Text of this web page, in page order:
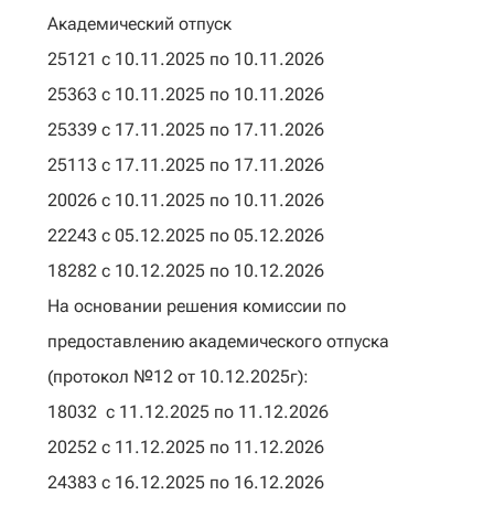
Академический отпуск
25121 с 10.11.2025 по 10.11.2026
25363 с 10.11.2025 по 10.11.2026
25339 с 17.11.2025 по 17.11.2026
25113 с 17.11.2025 по 17.11.2026
20026 с 10.11.2025 по 10.11.2026
22243 с 05.12.2025 по 05.12.2026
18282 с 10.12.2025 по 10.12.2026
На основании решения комиссии по
предоставлению академического отпуска
(протокол №12 от 10.12.2025г):
18032 с 11.12.2025 по 11.12.2026
20252 с 11.12.2025 по 11.12.2026
24383 с 16.12.2025 по 16.12.2026